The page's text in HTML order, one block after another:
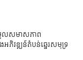
រួលសមាសភាព
អភិវឌ្ឍន៍តំបន់ឆ្នេរសមុទ្រ